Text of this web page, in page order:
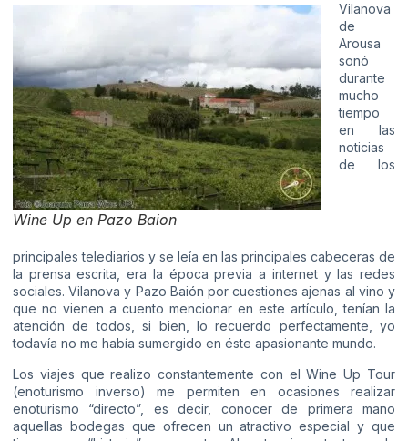
Wine Up en Pazo Baion
Vilanova
de
Arousa
sonó
durante
mucho
tiempo
en las
noticias
de los
principales telediarios y se leía en las principales cabeceras de
la prensa escrita, era la época previa a internet y las redes
sociales. Vilanova y Pazo Baión por cuestiones ajenas al vino y
que no vienen a cuento mencionar en este artículo, tenían la
atención de todos, si bien, lo recuerdo perfectamente, yo
todavía no me había sumergido en éste apasionante mundo.
Los viajes que realizo constantemente con el Wine Up Tour
(enoturismo inverso) me permiten en ocasiones realizar
enoturismo “directo”, es decir, conocer de primera mano
aquellas bodegas que ofrecen un atractivo especial y que